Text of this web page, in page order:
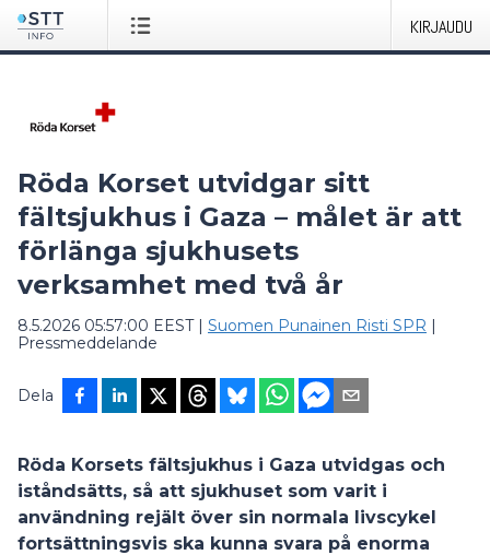
KIRJAUDU
Röda Korset utvidgar sitt
fältsjukhus i Gaza – målet är att
förlänga sjukhusets
verksamhet med två år
8.5.2026 05:57:00 EEST| Suomen Punainen Risti SPR |
Pressmeddelande
Dela
Röda Korsets fältsjukhus i Gaza utvidgas och
iståndsätts, så att sjukhuset som varit i
användning rejält över sin normala livscykel
fortsättningsvis ska kunna svara på enorma